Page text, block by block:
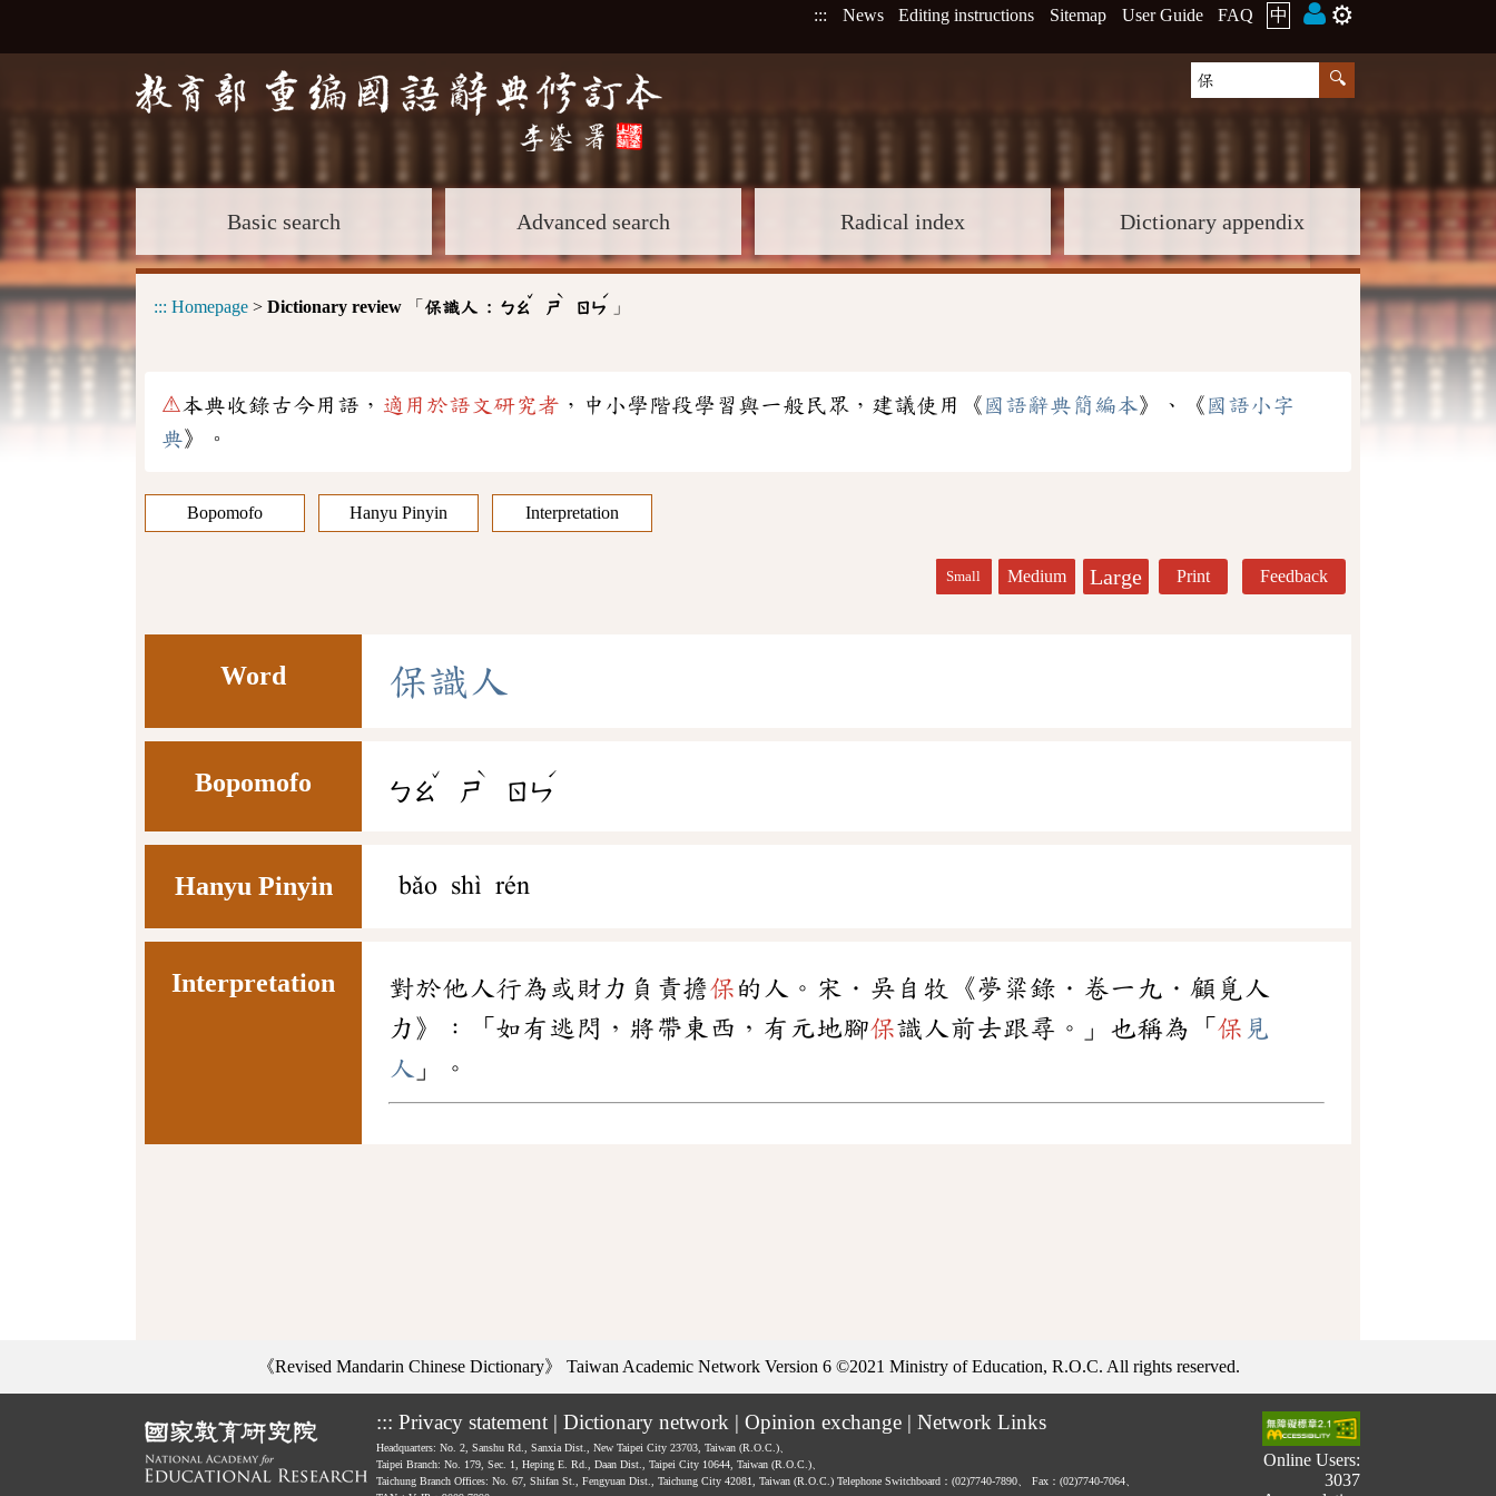
::: News Editing instructions Sitemap User Guide FAQ 中 ⚙️
Basic search Advanced search Radical index Dictionary appendix
::: Homepage > Dictionary review 「 保識人 : ㄅㄠ
ˇ
ㄕ
ˋ
ㄖㄣ
ˊ
」
⚠本典收錄古今用語， 適用於語文研究者 ，中小學階段學習與一般民眾，建議使用《 國語辭典簡編本》、《 國語小字
典》。
Bopomofo Hanyu Pinyin Interpretation
Small Medium Large Print Feedback
Word 保識 人
Bopomofo ㄅㄠ
ˇ
ㄕ
ˋ
ㄖㄣ
ˊ
Hanyu Pinyin bǎo shì rén
Interpretation 對於他人行為或財力負責擔保 的人。宋．吳自牧《夢粱錄．卷一九．顧覓人
力》：「如有逃閃，將帶東西，有元地腳保識人前去跟尋。」也稱為「 保 見
人 」。
《Revised Mandarin Chinese Dictionary》 Taiwan Academic Network Version 6 ©2021 Ministry of Education, R.O.C. All rights reserved.
::: Privacy statement | Dictionary network | Opinion exchange | Network Links
Headquarters: No. 2, Sanshu Rd., Sanxia Dist., New Taipei City 23703, Taiwan (R.O.C.)、
Taipei Branch: No. 179, Sec. 1, Heping E. Rd., Daan Dist., Taipei City 10644, Taiwan (R.O.C.)、
Taichung Branch Offices: No. 67, Shifan St., Fengyuan Dist., Taichung City 42081, Taiwan (R.O.C.) Telephone Switchboard：(02)7740-7890、
Fax：(02)7740-7064、
Online Users:
3037